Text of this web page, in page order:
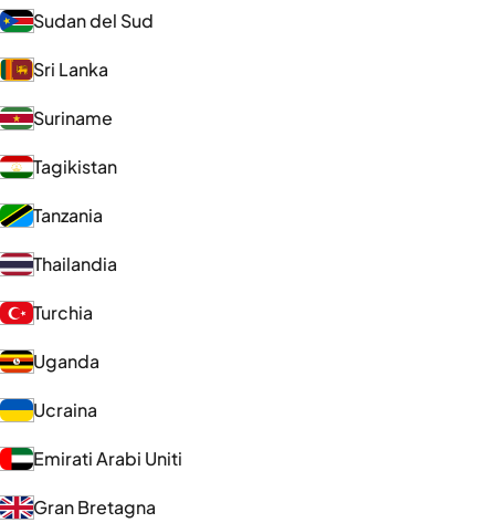
Sudan del Sud
Sri Lanka
Suriname
Tagikistan
Tanzania
Thailandia
Turchia
Uganda
Ucraina
Emirati Arabi Uniti
Gran Bretagna